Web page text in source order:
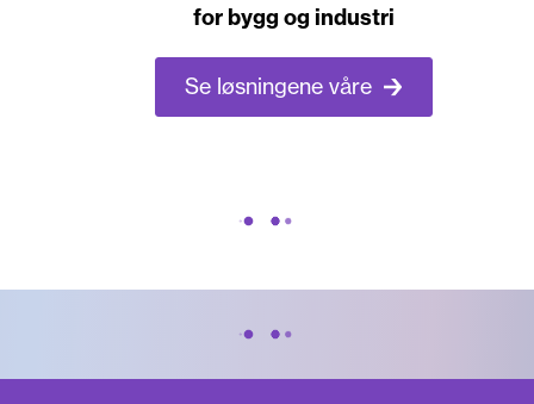
for bygg og industri
Se løsningene våre